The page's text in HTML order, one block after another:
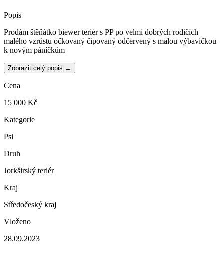
Popis
Prodám štěňátko biewer teriér s PP po velmi dobrých rodičích
malého vzrůstu očkovaný čipovaný odčervený s malou výbavičkou
k novým páníčkům
Zobrazit celý popis →
Cena
15 000 Kč
Kategorie
Psi
Druh
Jorkširský teriér
Kraj
Středočeský kraj
Vloženo
28.09.2023